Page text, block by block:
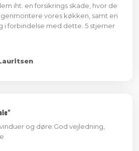
iht. en forsikrings skade, hvor de
vores køkken, samt en
i forbindelse med dette. 5 stjerner
og døre.God vejledning,